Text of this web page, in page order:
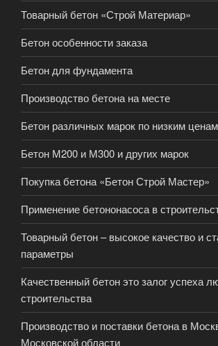
Товарный бетон «Строй Материар»
Бетон особенности заказа
Бетон для фундамента
Производство бетона на месте
Бетон различных марок по низким ценам
Бетон М200 и М300 и других марок
Покупка бетона «Бетон Строй Мастер»
Применение бетононасоса в
Товарный бетон – высокое качество и
параметры
Качественный бетон это залог успеха
строительства
Производство и поставки бетона в
Московской области